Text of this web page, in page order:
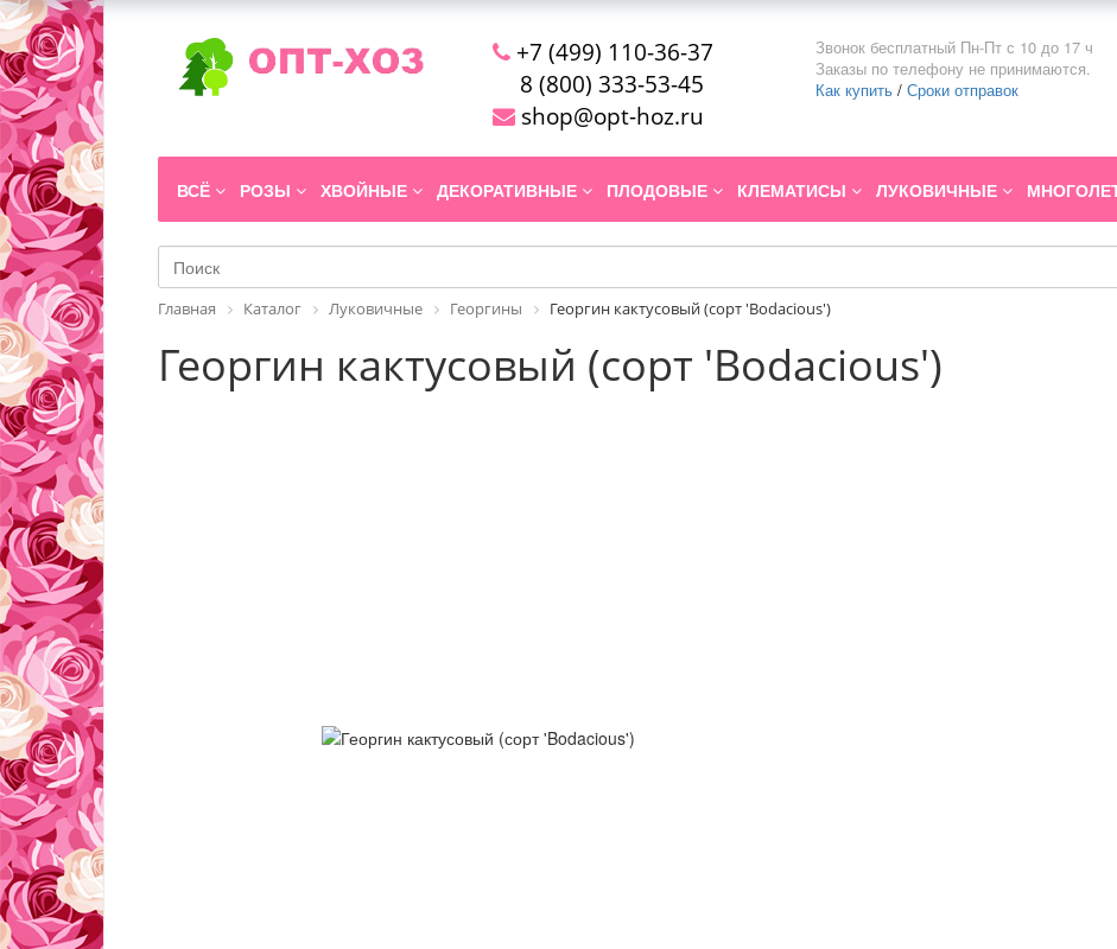
+7 (499) 110-36-37
8 (800) 333-53-45
shop@opt-hoz.ru
Звонок бесплатный Пн-Пт с 10 до 17 ч
Заказы по телефону не принимаются.
Как купить / Сроки отправок
ВСЁ РОЗЫ ХВОЙНЫЕ ДЕКОРАТИВНЫЕ ПЛОДОВЫЕ КЛЕМАТИСЫ ЛУКОВИЧНЫЕ
Главная Каталог Луковичные Георгины Георгин кактусовый (сорт 'Bodacious')
Георгин кактусовый (сорт 'Bodacious')